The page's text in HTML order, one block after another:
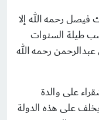
رحمه الله إلا
طيلة السنوات
رحمه الله
على والدة
يخلف على هذه الدولة